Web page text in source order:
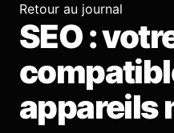
Retour au journal
SEO :
appareils